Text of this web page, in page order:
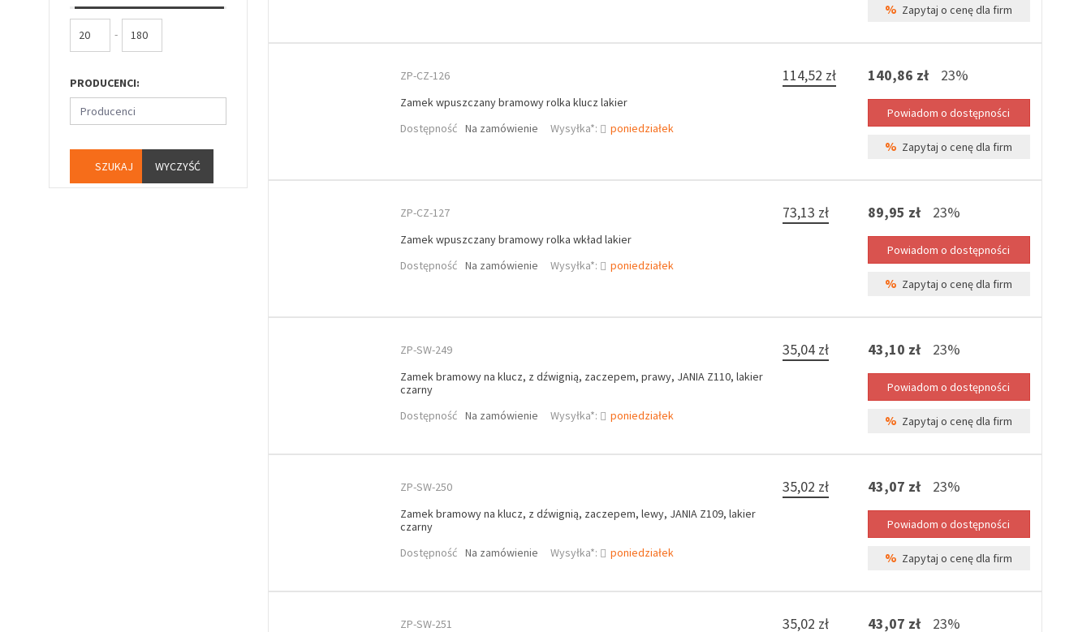
-
PRODUCENCI:
Producenci
WYCZYŚĆ
% Zapytaj o cenę dla firm
ZP-CZ-126
Zamek wpuszczany bramowy rolka klucz lakier
Dostępność Na zamówienie Wysyłka*: poniedziałek
114,52 zł 140,86 zł 23%
% Zapytaj o cenę dla firm
ZP-CZ-127
Zamek wpuszczany bramowy rolka wkład lakier
Dostępność Na zamówienie Wysyłka*: poniedziałek
73,13 zł 89,95 zł 23%
% Zapytaj o cenę dla firm
ZP-SW-249
Zamek bramowy na klucz, z dźwignią, zaczepem, prawy, JANIA Z110, lakier
czarny
Dostępność Na zamówienie Wysyłka*: poniedziałek
35,04 zł 43,10 zł 23%
% Zapytaj o cenę dla firm
ZP-SW-250
Zamek bramowy na klucz, z dźwignią, zaczepem, lewy, JANIA Z109, lakier
czarny
Dostępność Na zamówienie Wysyłka*: poniedziałek
35,02 zł 43,07 zł 23%
% Zapytaj o cenę dla firm
ZP-SW-251
35,02 zł 43,07 zł 23%